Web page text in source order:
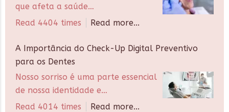
que afeta a saúde…
Read 4404 times
Read more...
A Importância do Check-Up Digital Preventivo
para os Dentes
Nosso sorriso é uma parte essencial
de nossa identidade e…
Read 4014 times
Read more...